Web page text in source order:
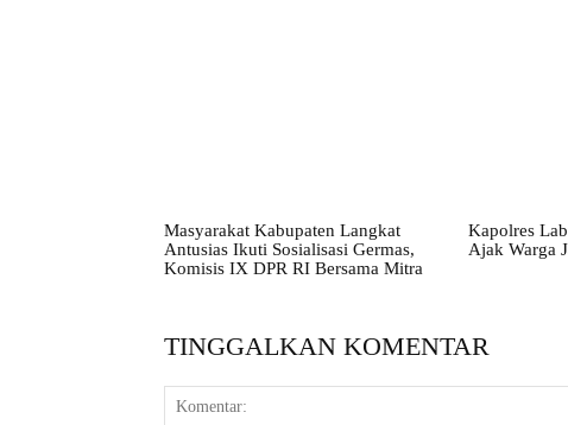
Masyarakat Kabupaten Langkat
Antusias Ikuti Sosialisasi Germas,
Komisis IX DPR RI Bersama Mitra
Kapolres
Ajak Warga
TINGGALKAN KOMENTAR